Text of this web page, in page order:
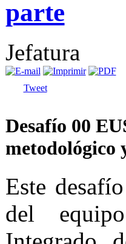
parte
Jefatura
Tweet
Desafío 00
metodológico
Este
del